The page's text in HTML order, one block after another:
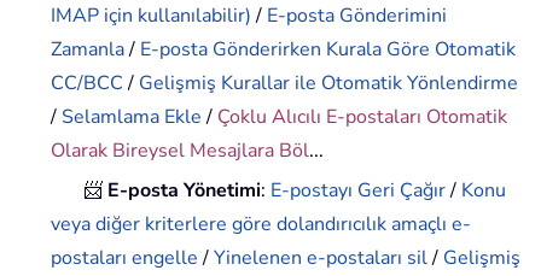
IMAP için kullanılabilir)/ E-posta Gönderimini
Zamanla/ E-posta Gönderirken Kurala Göre Otomatik
CC/BCC/ Gelişmiş Kurallar ile Otomatik Yönlendirme
/ Selamlama Ekle/ Çoklu Alıcılı E-postaları Otomatik
Olarak Bireysel Mesajlara Böl...
📨 E-posta Yönetimi: E-postayı Geri Çağır/ Konu
veya diğer kriterlere göre dolandırıcılık amaçlı e-
postaları engelle/Yinelenen e-postaları sil/ Gelişmiş